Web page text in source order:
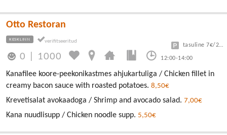
Otto Restoran
KESKLINN
0 1000 12:00-14:00
tasuline 7€/24h
Kanafilee koore-peekonikastmes ahjukartuliga / Chicken fillet in
creamy bacon sauce with roasted potatoes. 8,50€
Krevetisalat avokaadoga / Shrimp and avocado salad. 7,00€
Kana nuudlisupp / Chicken noodle supp. 5,50€